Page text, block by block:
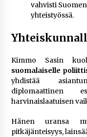
vahvisti
yhteistyössä.
Kimmo Sasin
suomalaiselle
yhdistää
diplomaattinen
harvinaislaatuisen
Hänen uransa
pitkäjänteisyys,